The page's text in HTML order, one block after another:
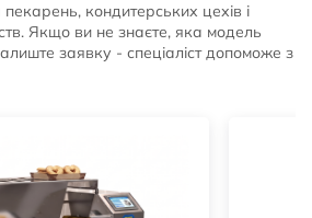
кондитерських цехів і
Якщо ви не знаєте, яка модель
заявку - спеціаліст допоможе з